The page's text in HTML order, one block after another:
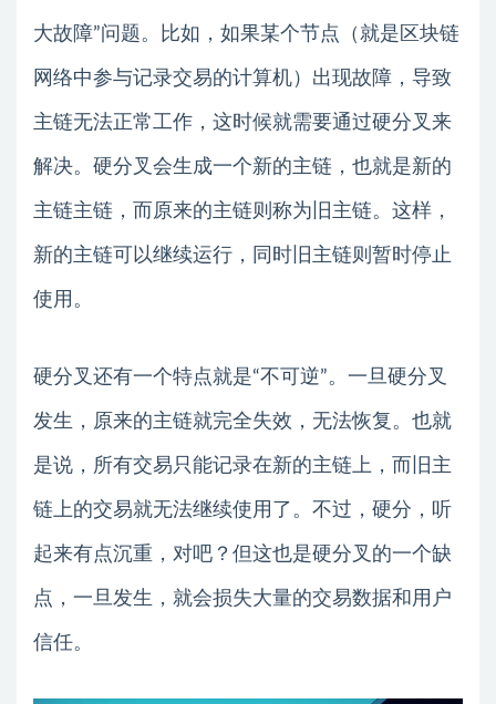
大故障”问题。比如，如果某个节点（就是区块链
网络中参与记录交易的计算机）出现故障，导致
主链无法正常工作，这时候就需要通过硬分叉来
解决。硬分叉会生成一个新的主链，也就是新的
主链主链，而原来的主链则称为旧主链。这样，
新的主链可以继续运行，同时旧主链则暂时停止
使用。
硬分叉还有一个特点就是“不可逆”。一旦硬分叉
发生，原来的主链就完全失效，无法恢复。也就
是说，所有交易只能记录在新的主链上，而旧主
链上的交易就无法继续使用了。不过，硬分，听
起来有点沉重，对吧？但这也是硬分叉的一个缺
点，一旦发生，就会损失大量的交易数据和用户
信任。